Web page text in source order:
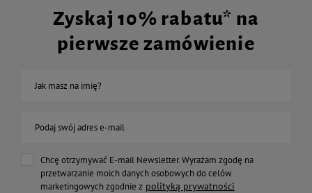
Zyskaj 10% rabatu* na
pierwsze zamówienie
Jak masz na imię?
Podaj swój adres e-mail
Chcę otrzymywać E-mail Newsletter. Wyrażam zgodę na
przetwarzanie moich danych osobowych do celów
marketingowych zgodnie z polityką prywatności